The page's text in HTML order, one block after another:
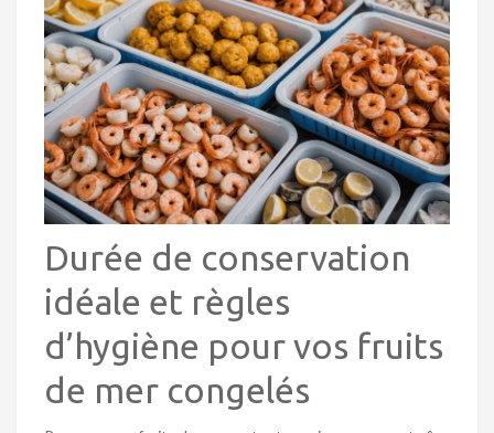
Durée de conservation
idéale et règles
d’hygiène pour vos fruits
de mer congelés